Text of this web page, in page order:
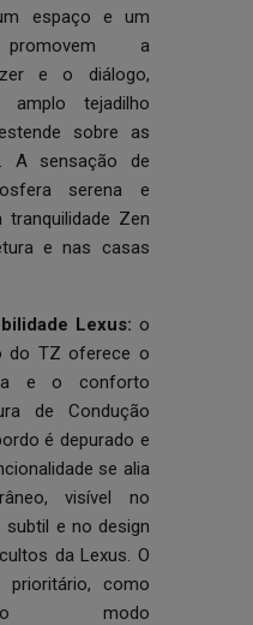
espaço e um
a
e o diálogo,
tejadilho
sobre as
A sensação de
serena e
Zen
e nas casas
Lexus: o
do TZ oferece o
e o conforto
de Condução
é depurado e
se alia
visível no
subtil e no design
da Lexus. O
como
o modo